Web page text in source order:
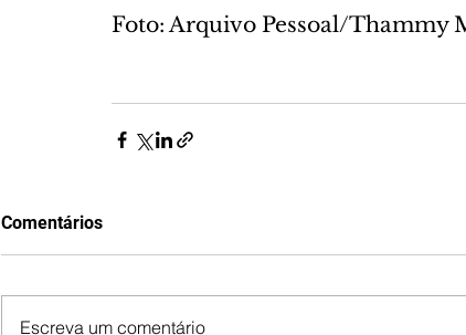
Foto: Arquivo Pessoal/Thammy
Comentários
Escreva um comentário